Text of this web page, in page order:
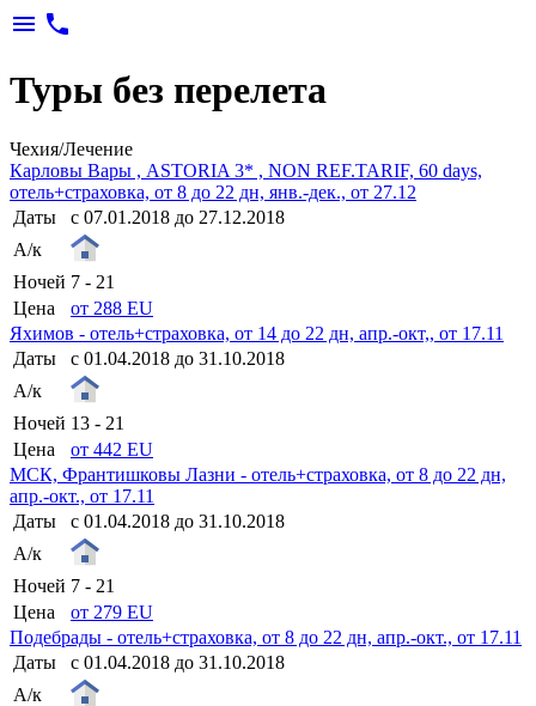
menu phone
Туры без перелета
Чехия/Лечение
Карловы Вары , ASTORIA 3* , NON REF.TARIF, 60 days,
отель+страховка, от 8 до 22 дн, янв.-дек., от 27.12
Даты
с 07.01.2018 до 27.12.2018
А/к
Ночей 7 - 21
Цена
от 288 EU
Яхимов - отель+страховка, от 14 до 22 дн, апр.-окт,, от 17.11
Даты
с 01.04.2018 до 31.10.2018
А/к
Ночей 13 - 21
Цена
от 442 EU
МСК, Франтишковы Лазни - отель+страховка, от 8 до 22 дн,
апр.-окт., от 17.11
Даты
с 01.04.2018 до 31.10.2018
А/к
Ночей 7 - 21
Цена
от 279 EU
Подебрады - отель+страховка, от 8 до 22 дн, апр.-окт., от 17.11
Даты
с 01.04.2018 до 31.10.2018
А/к